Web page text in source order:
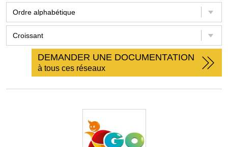
DEMANDER UNE DOCUMENTATION
à tous ces réseaux